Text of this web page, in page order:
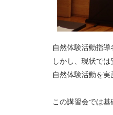
自然体験活動指
しかし、現状で
自然体験活動を
この講習会では